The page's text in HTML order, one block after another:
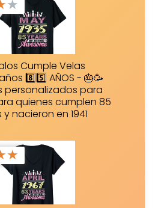
★
Cumple Velas
8️⃣5️⃣ AÑOS - 🎂🥳
personalizados para
quienes cumplen 85
nacieron en 1941
★